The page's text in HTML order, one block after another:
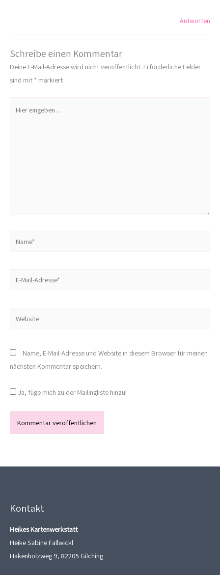
Antworten
Schreibe einen Kommentar
Deine E-Mail-Adresse wird nicht veröffentlicht. Erforderliche Felder
sind mit * markiert
eingeben…
Name, E-Mail-Adresse und Website in diesem Browser für meinen
nächsten Kommentar speichern.
Ja, füge mich zu der Mailingliste hinzu!
Kontakt
Heikes Kartenwerkstatt
Heike Sabine Fallwickl
Hakenholzweg 9, 82205 Gilching